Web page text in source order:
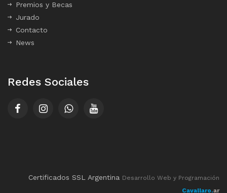
Premios y Becas
Jurado
Contacto
News
Redes Sociales
Certificados SSL Argentina Desarrollo Web y Programación
Cavallaro.ar